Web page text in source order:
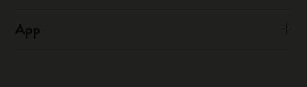
App